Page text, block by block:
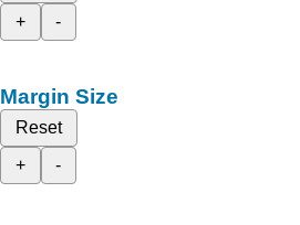
+
-
Margin Size
Reset
+
-